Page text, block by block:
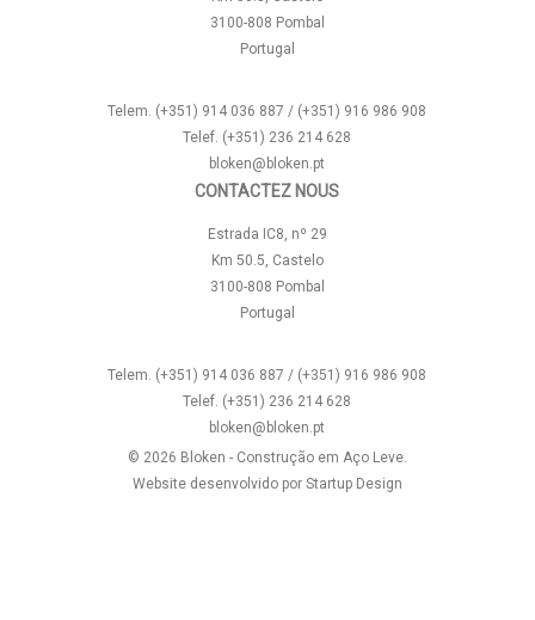
3100-808 Pombal
Portugal
Telem. (+351) 914 036 887 / (+351) 916 986 908
Telef. (+351) 236 214 628
bloken@bloken.pt
CONTACTEZ NOUS
Estrada IC8, nº 29
Km 50.5, Castelo
3100-808 Pombal
Portugal
Telem. (+351) 914 036 887 / (+351) 916 986 908
Telef. (+351) 236 214 628
bloken@bloken.pt
© 2026 Bloken - Construção em Aço Leve.
Website desenvolvido por Startup Design